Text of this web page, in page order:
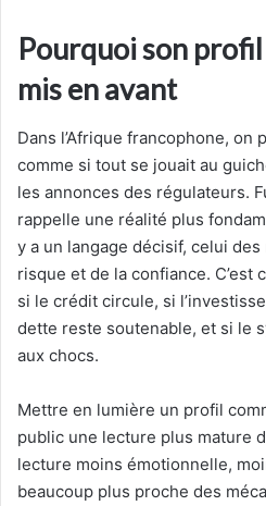
Pourquoi son
mis en avant
Dans l’Afrique francophone, on
comme si tout se jouait au
les annonces des régulateurs.
rappelle une réalité plus
y a un langage décisif, celui
risque et de la confiance. C’est
si le crédit circule, si
dette reste soutenable, et si le
aux chocs.
Mettre en lumière un profil
public une lecture plus mature
lecture moins émotionnelle,
beaucoup plus proche des